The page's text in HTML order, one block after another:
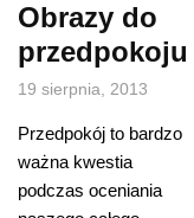
Obrazy do
przedpokoju
19 sierpnia, 2013
Przedpokój to bardzo
ważna kwestia
podczas oceniania